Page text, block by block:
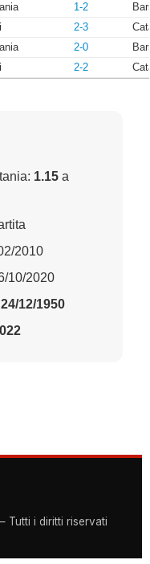
1-2
Bari
2-3
2-0
Bari
2-2
1.15 a
2010
10/2020
24/12/1950
i diritti riservati